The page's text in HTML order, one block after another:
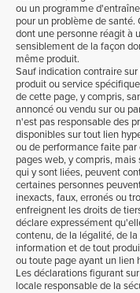
ou un programme
pour un problème de
dont une personne réagit à
sensiblement de la façon
même produit.
Sauf indication contraire
produit ou service
de cette page, y compris,
annoncé ou vendu sur ou
n'est pas responsable des
disponibles sur tout lien
ou de performance faite
pages web, y compris,
qui y sont liées, peuvent
certaines personnes
inexacts, faux, erronés ou
enfreignent les droits de
déclare expressément
contenu, de la légalité, de
information et de tout
ou toute page ayant un lien
Les déclarations figurant
locale responsable de la